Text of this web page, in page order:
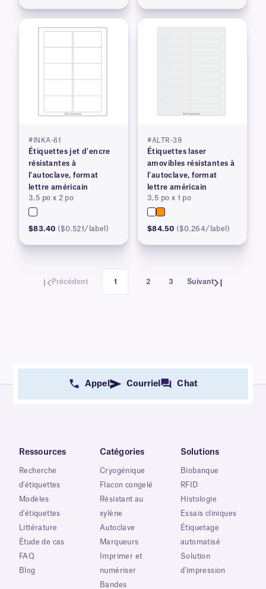
#INKA-61
Étiquettes jet d'encre
résistantes à
l'autoclave, format
lettre américain
3,5 po x 2 po
$83.40 ($0.521/label)
#ALTR-39
Étiquettes laser
amovibles résistantes à
l'autoclave, format
lettre américain
3,5 po x 1 po
$84.50 ($0.264/label)
Précédent 1 2 3 Suivant
Appel Courriel Chat
Ressources
Recherche
d'étiquettes
Modèles
d'étiquettes
Littérature
Étude de cas
FAQ
Blog
Catégories
Cryogénique
Flacon congelé
Résistant au
xylène
Autoclave
Marqueurs
Imprimer et
numériser
Bandes
Solutions
Biobanque
RFID
Histologie
Essais cliniques
Étiquetage
automatisé
Solution
d'impression